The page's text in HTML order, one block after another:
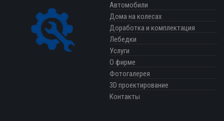
Автомобили
Дома на колесах
Доработка и комплектация
Лебедки
Услуги
О фирме
Фотогалерея
3D проектирование
Контакты